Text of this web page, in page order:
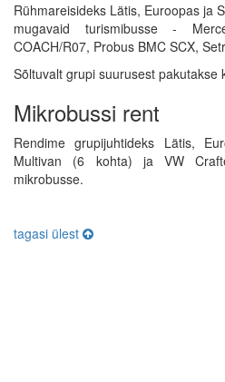
Rühmareisideks Lätis, Euroopas ja
mugavaid turismibusse -
COACH/R07, Probus BMC SCX,
Sõltuvalt grupi suurusest pakutakse
Mikrobussi rent
Rendime grupijuhtideks Lätis,
Multivan (6 kohta) ja VW
mikrobusse.
tagasi ülest